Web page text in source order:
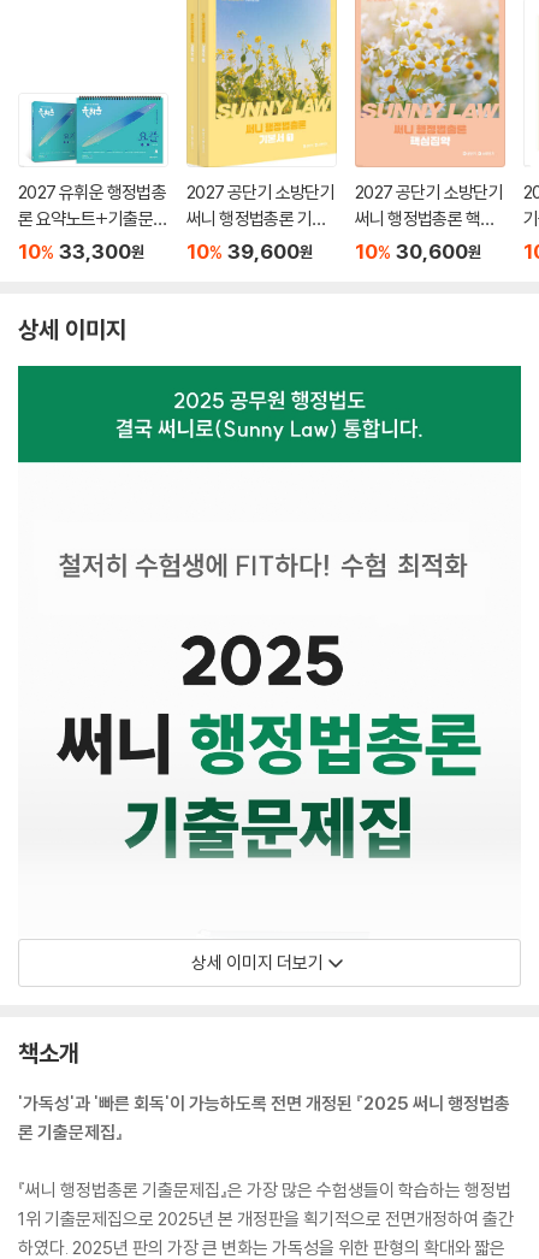
2027 유휘운 행정법총
론 요약노트+기출문제
(요.플.)
10% 33,300원
2027 공단기 소방단기
써니 행정법총론 기본
서
10% 39,600원
2027 공단기 소방단기
써니 행정법총론 핵심
집약
10% 30,600원
상세 이미지
상세 이미지 더보기
책소개
'가독성'과 '빠른 회독'이 가능하도록 전면 개정된 『2025 써니 행정법총
론 기출문제집』
『써니 행정법총론 기출문제집』은 가장 많은 수험생들이 학습하는 행정법
1위 기출문제집으로 2025년 본 개정판을 획기적으로 전면개정하여 출간
하였다. 2025년 판의 가장 큰 변화는 가독성을 위한 판형의 확대와 짧은